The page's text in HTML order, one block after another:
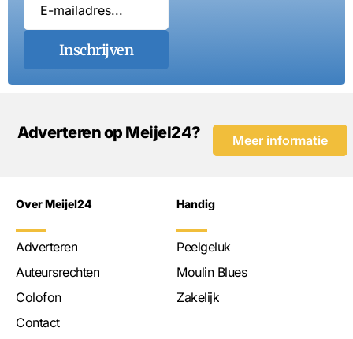
Inschrijven
Adverteren op Meijel24? Meer informatie
Over Meijel24
Adverteren
Auteursrechten
Colofon
Contact
Handig
Peelgeluk
Moulin Blues
Zakelijk